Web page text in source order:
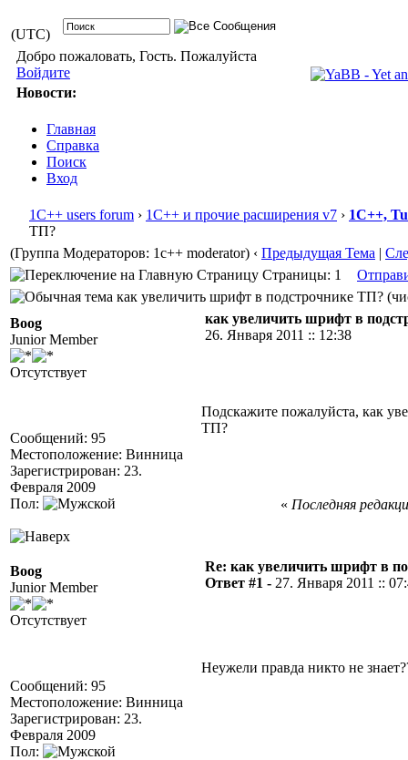
(UTC)
Добро пожаловать, Гость. Пожалуйста
Войдите
Новости:
Главная
Справка
Поиск
Вход
1С++ users forum › 1С++ и прочие расширения v7 › 1С++,
ТП?
(Группа Модераторов: 1c++ moderator) ‹ Предыдущая Тема |
Страницы: 1
как увеличить шрифт в подстрочнике ТП?
Boog
Junior Member
Отсутствует
Сообщений: 95
Местоположение: Винница
Зарегистрирован: 23.
Февраля 2009
Пол:
как увеличить шрифт в
26. Января 2011 :: 12:38
Подскажите пожалуйста, как
ТП?
« Последняя
Boog
Junior Member
Отсутствует
Сообщений: 95
Местоположение: Винница
Зарегистрирован: 23.
Февраля 2009
Пол:
Re: как увеличить шрифт в
Ответ #1 - 27. Января 2011 ::
Неужели правда никто не